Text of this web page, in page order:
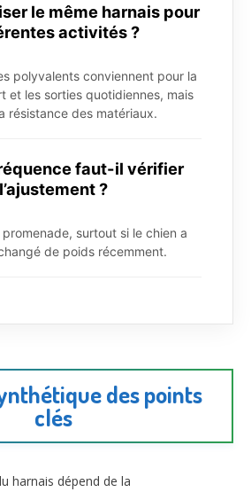
le même harnais pour
activités ?
polyvalents conviennent pour la
et les sorties quotidiennes, mais
résistance des matériaux.
faut-il vérifier
l’ajustement ?
surtout si le chien a
de poids récemment.
des points
clés
harnais dépend de la